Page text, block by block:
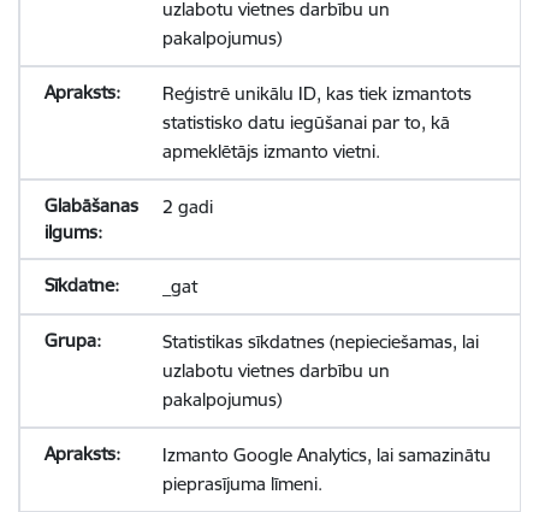
uzlabotu vietnes darbību un
pakalpojumus)
Reģistrē unikālu ID, kas tiek izmantots
statistisko datu iegūšanai par to, kā
apmeklētājs izmanto vietni.
2 gadi
_gat
Statistikas sīkdatnes (nepieciešamas, lai
uzlabotu vietnes darbību un
pakalpojumus)
Izmanto Google Analytics, lai samazinātu
pieprasījuma līmeni.